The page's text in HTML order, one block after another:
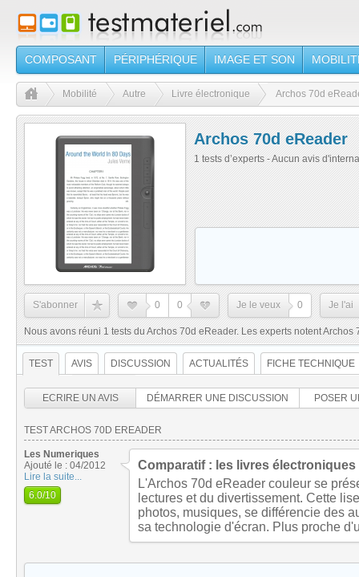
COMPOSANT PÉRIPHÉRIQUE IMAGE ET SON
Mobilité Autre Livre électronique Archos 70d
Archos 70d eReader
1 tests d’experts - Aucun avis
S'abonner 0 0 Je le veux 0 Je l'ai
Nous avons réuni 1 tests du Archos 70d eReader. Les experts notent
TEST AVIS DISCUSSION ACTUALITÉS FICHE TECHNIQUE
ECRIRE UN AVIS DÉMARRER UNE DISCUSSION POSER
TEST ARCHOS 70D EREADER
Les Numeriques
Ajouté le : 04/2012
Lire la suite...
6.0/10
Comparatif : les livres électroniques
L'Archos 70d eReader couleur se
lectures et du divertissement. Cette
photos, musiques, se différencie des
sa technologie d'écran. Plus proche